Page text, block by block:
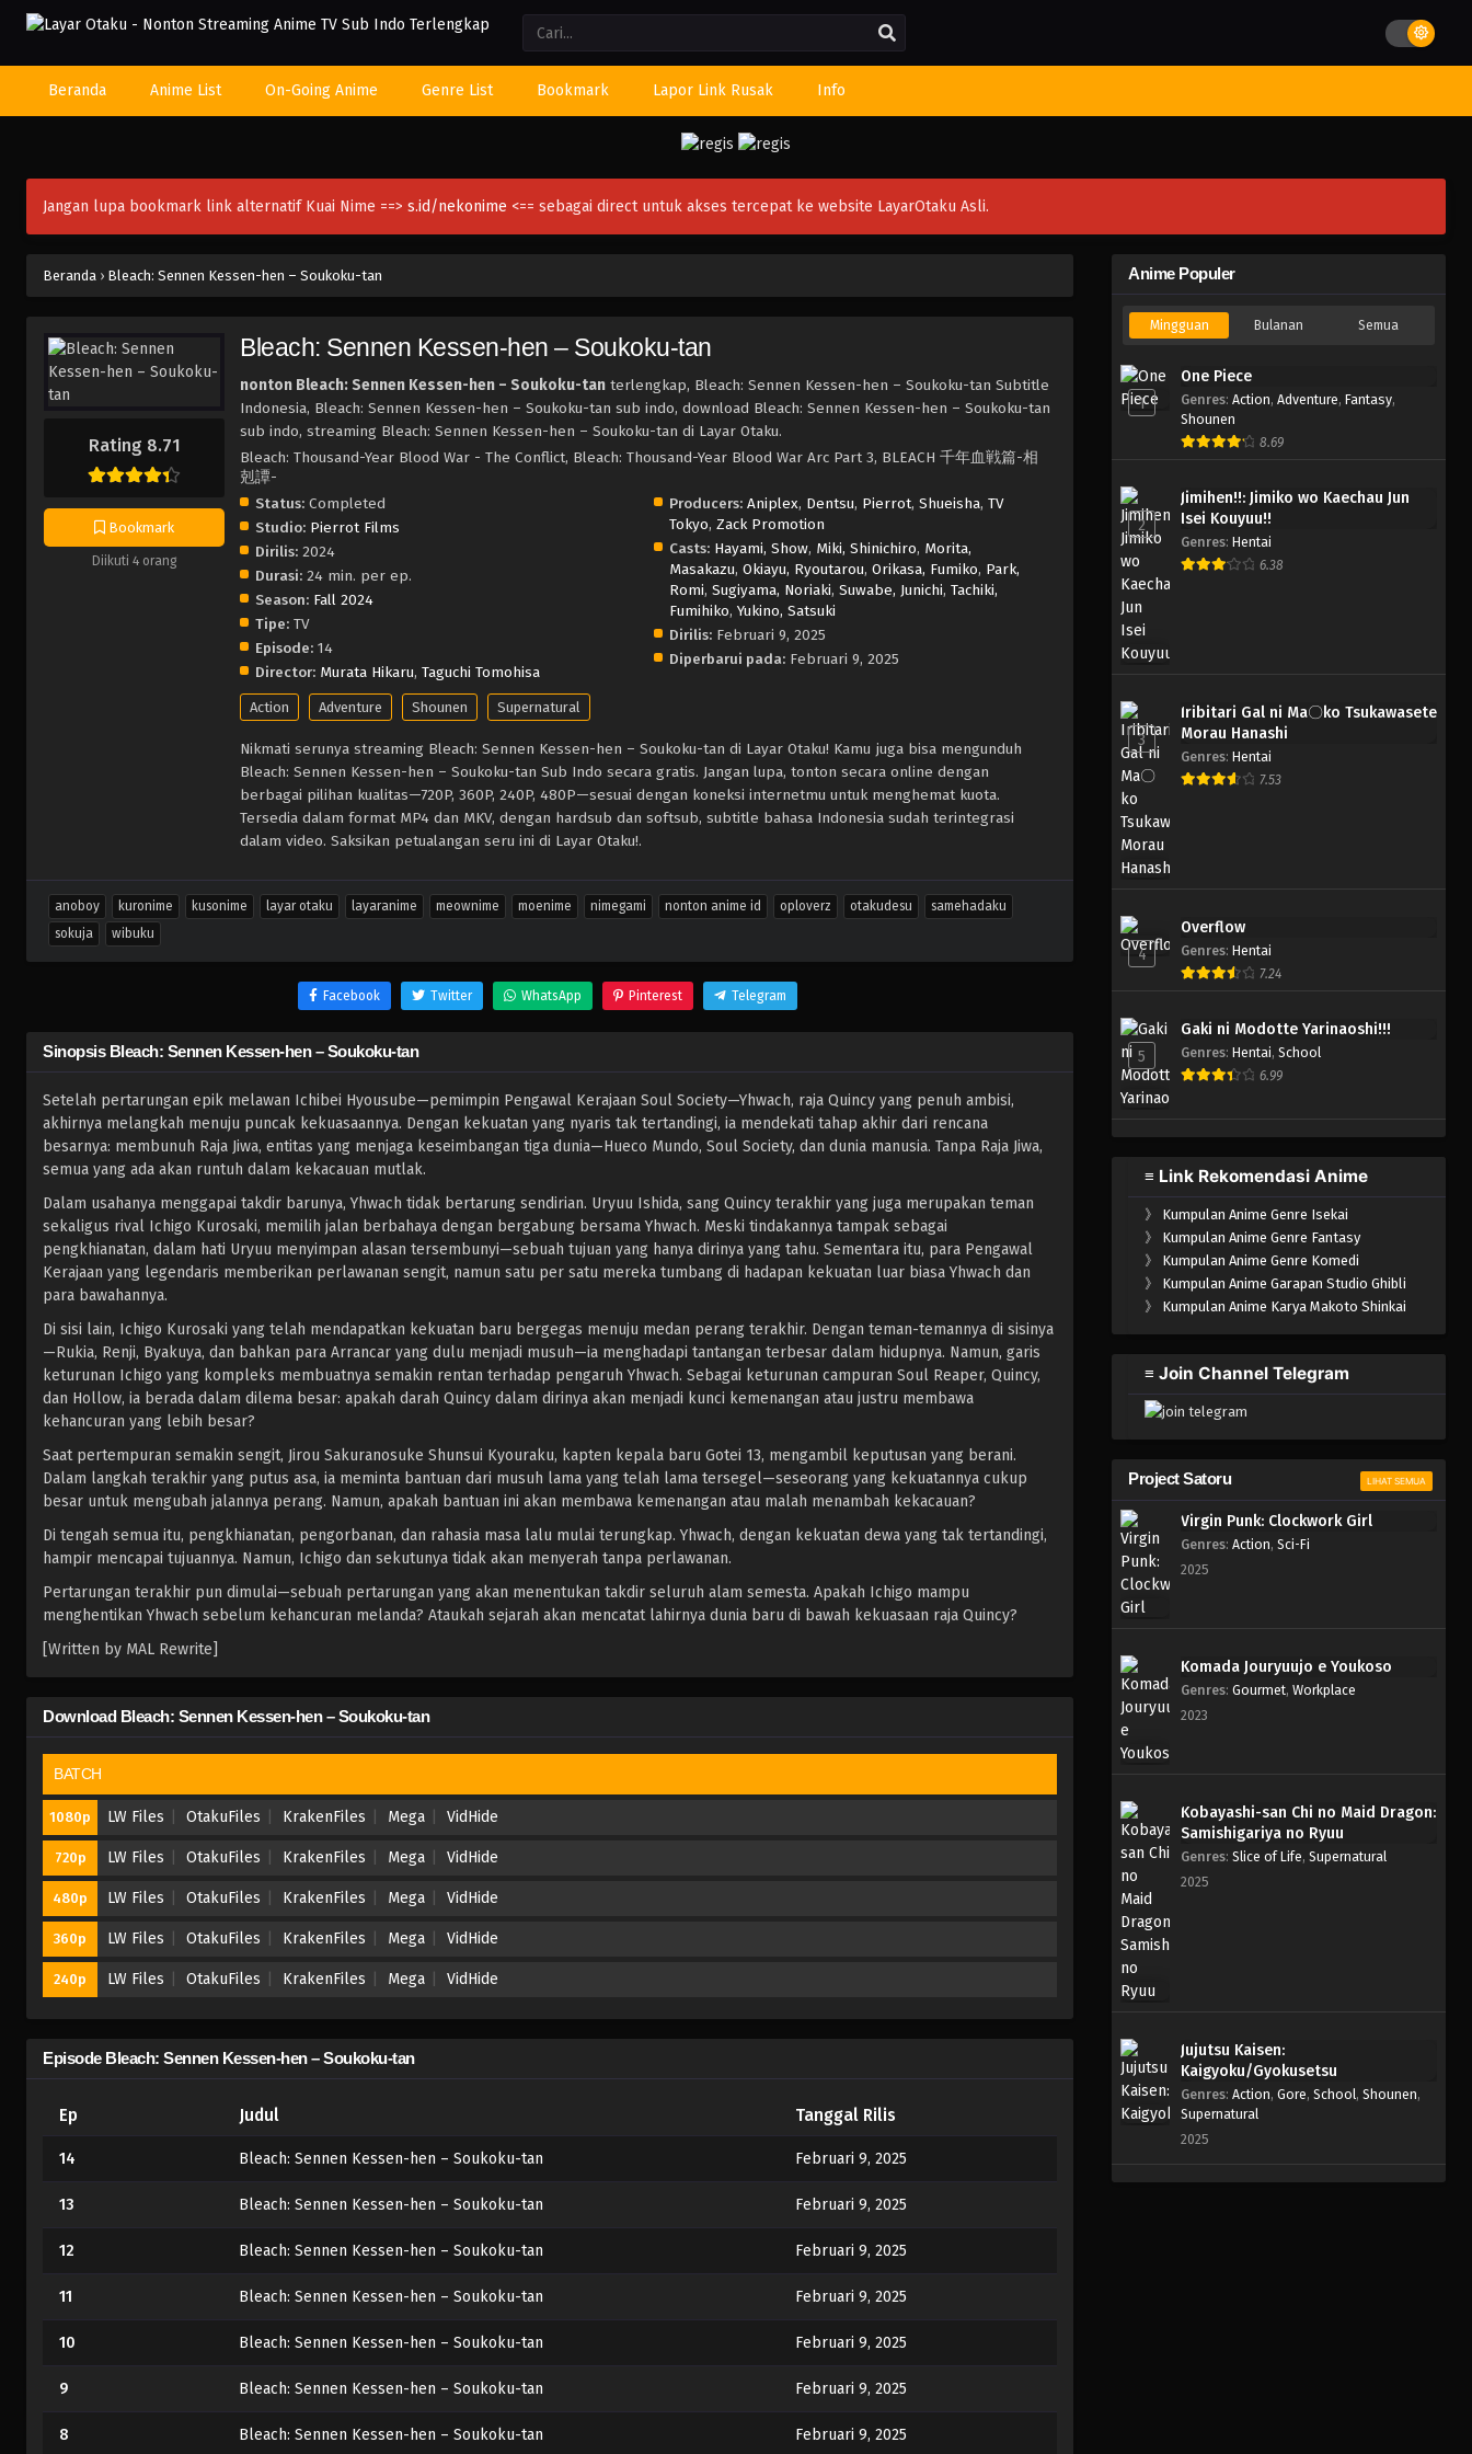
Beranda Anime List On-Going Anime Genre List Bookmark Lapor Link Rusak Info
Jangan lupa bookmark link alternatif Kuai Nime ==> s.id/nekonime <== sebagai direct untuk akses tercepat ke website LayarOtaku Asli.
Beranda › Bleach: Sennen Kessen-hen – Soukoku-tan
Rating 8.71
Bookmark
Diikuti 4 orang
Bleach: Sennen Kessen-hen – Soukoku-tan
nonton Bleach: Sennen Kessen-hen – Soukoku-tan terlengkap, Bleach: Sennen Kessen-hen – Soukoku-tan Subtitle
Indonesia, Bleach: Sennen Kessen-hen – Soukoku-tan sub indo, download Bleach: Sennen Kessen-hen – Soukoku-tan
sub indo, streaming Bleach: Sennen Kessen-hen – Soukoku-tan di Layar Otaku.
Bleach: Thousand-Year Blood War - The Conflict, Bleach: Thousand-Year Blood War Arc Part 3, BLEACH 千年血戦篇-相
剋譚-
Status: Completed
Studio: Pierrot Films
Dirilis: 2024
Durasi: 24 min. per ep.
Season: Fall 2024
Tipe: TV
Episode: 14
Director: Murata Hikaru, Taguchi Tomohisa
Producers: Aniplex, Dentsu, Pierrot, Shueisha, TV
Tokyo, Zack Promotion
Casts: Hayami, Show, Miki, Shinichiro, Morita,
Masakazu, Okiayu, Ryoutarou, Orikasa, Fumiko, Park,
Romi, Sugiyama, Noriaki, Suwabe, Junichi, Tachiki,
Fumihiko, Yukino, Satsuki
Dirilis: Februari 9, 2025
Diperbarui pada: Februari 9, 2025
Action Adventure Shounen Supernatural
Nikmati serunya streaming Bleach: Sennen Kessen-hen – Soukoku-tan di Layar Otaku! Kamu juga bisa mengunduh
Bleach: Sennen Kessen-hen – Soukoku-tan Sub Indo secara gratis. Jangan lupa, tonton secara online dengan
berbagai pilihan kualitas—720P, 360P, 240P, 480P—sesuai dengan koneksi internetmu untuk menghemat kuota.
Tersedia dalam format MP4 dan MKV, dengan hardsub dan softsub, subtitle bahasa Indonesia sudah terintegrasi
dalam video. Saksikan petualangan seru ini di Layar Otaku!.
anoboy kuronime kusonime layar otaku layaranime meownime moenime nimegami nonton anime id oploverz otakudesu
samehadaku
sokuja
wibuku
Facebook Twitter WhatsApp Pinterest Telegram
Sinopsis Bleach: Sennen Kessen-hen – Soukoku-tan
Setelah pertarungan epik melawan Ichibei Hyousube—pemimpin Pengawal Kerajaan Soul Society—Yhwach, raja Quincy yang penuh ambisi,
akhirnya melangkah menuju puncak kekuasaannya. Dengan kekuatan yang nyaris tak tertandingi, ia mendekati tahap akhir dari rencana
besarnya: membunuh Raja Jiwa, entitas yang menjaga keseimbangan tiga dunia—Hueco Mundo, Soul Society, dan dunia manusia. Tanpa Raja Jiwa,
semua yang ada akan runtuh dalam kekacauan mutlak.
Dalam usahanya menggapai takdir barunya, Yhwach tidak bertarung sendirian. Uryuu Ishida, sang Quincy terakhir yang juga merupakan teman
sekaligus rival Ichigo Kurosaki, memilih jalan berbahaya dengan bergabung bersama Yhwach. Meski tindakannya tampak sebagai
pengkhianatan, dalam hati Uryuu menyimpan alasan tersembunyi—sebuah tujuan yang hanya dirinya yang tahu. Sementara itu, para Pengawal
Kerajaan yang legendaris memberikan perlawanan sengit, namun satu per satu mereka tumbang di hadapan kekuatan luar biasa Yhwach dan
para bawahannya.
Di sisi lain, Ichigo Kurosaki yang telah mendapatkan kekuatan baru bergegas menuju medan perang terakhir. Dengan teman-temannya di sisinya
—Rukia, Renji, Byakuya, dan bahkan para Arrancar yang dulu menjadi musuh—ia menghadapi tantangan terbesar dalam hidupnya. Namun, garis
keturunan Ichigo yang kompleks membuatnya semakin rentan terhadap pengaruh Yhwach. Sebagai keturunan campuran Soul Reaper, Quincy,
dan Hollow, ia berada dalam dilema besar: apakah darah Quincy dalam dirinya akan menjadi kunci kemenangan atau justru membawa
kehancuran yang lebih besar?
Saat pertempuran semakin sengit, Jirou Sakuranosuke Shunsui Kyouraku, kapten kepala baru Gotei 13, mengambil keputusan yang berani.
Dalam langkah terakhir yang putus asa, ia meminta bantuan dari musuh lama yang telah lama tersegel—seseorang yang kekuatannya cukup
besar untuk mengubah jalannya perang. Namun, apakah bantuan ini akan membawa kemenangan atau malah menambah kekacauan?
Di tengah semua itu, pengkhianatan, pengorbanan, dan rahasia masa lalu mulai terungkap. Yhwach, dengan kekuatan dewa yang tak tertandingi,
hampir mencapai tujuannya. Namun, Ichigo dan sekutunya tidak akan menyerah tanpa perlawanan.
Pertarungan terakhir pun dimulai—sebuah pertarungan yang akan menentukan takdir seluruh alam semesta. Apakah Ichigo mampu
menghentikan Yhwach sebelum kehancuran melanda? Ataukah sejarah akan mencatat lahirnya dunia baru di bawah kekuasaan raja Quincy?
[Written by MAL Rewrite]
Download Bleach: Sennen Kessen-hen – Soukoku-tan
BATCH
1080p LW Files OtakuFiles KrakenFiles Mega VidHide
720p LW Files OtakuFiles KrakenFiles Mega VidHide
480p LW Files OtakuFiles KrakenFiles Mega VidHide
360p LW Files OtakuFiles KrakenFiles Mega VidHide
240p LW Files OtakuFiles KrakenFiles Mega VidHide
Episode Bleach: Sennen Kessen-hen – Soukoku-tan
Ep Judul Tanggal Rilis
14 Bleach: Sennen Kessen-hen – Soukoku-tan Februari 9, 2025
13 Bleach: Sennen Kessen-hen – Soukoku-tan Februari 9, 2025
12 Bleach: Sennen Kessen-hen – Soukoku-tan Februari 9, 2025
11 Bleach: Sennen Kessen-hen – Soukoku-tan Februari 9, 2025
10 Bleach: Sennen Kessen-hen – Soukoku-tan Februari 9, 2025
9 Bleach: Sennen Kessen-hen – Soukoku-tan Februari 9, 2025
8 Bleach: Sennen Kessen-hen – Soukoku-tan Februari 9, 2025
Anime Populer
Mingguan Bulanan Semua
1
One Piece
Genres: Action, Adventure, Fantasy,
Shounen
8.69
2
Jimihen!!: Jimiko wo Kaechau Jun
Isei Kouyuu!!
Genres: Hentai
6.38
3
Iribitari Gal ni Ma〇ko Tsukawasete
Morau Hanashi
Genres: Hentai
7.53
4
Overflow
Genres: Hentai
7.24
5
Gaki ni Modotte Yarinaoshi!!!
Genres: Hentai, School
6.99
≡ Link Rekomendasi Anime
》 Kumpulan Anime Genre Isekai
》 Kumpulan Anime Genre Fantasy
》 Kumpulan Anime Genre Komedi
》 Kumpulan Anime Garapan Studio Ghibli
》 Kumpulan Anime Karya Makoto Shinkai
≡ Join Channel Telegram
Project Satoru LIHAT SEMUA
Virgin Punk: Clockwork Girl
Genres: Action, Sci-Fi
2025
Komada Jouryuujo e Youkoso
Genres: Gourmet, Workplace
2023
Kobayashi-san Chi no Maid Dragon:
Samishigariya no Ryuu
Genres: Slice of Life, Supernatural
2025
Jujutsu Kaisen:
Kaigyoku/Gyokusetsu
Genres: Action, Gore, School, Shounen,
Supernatural
2025